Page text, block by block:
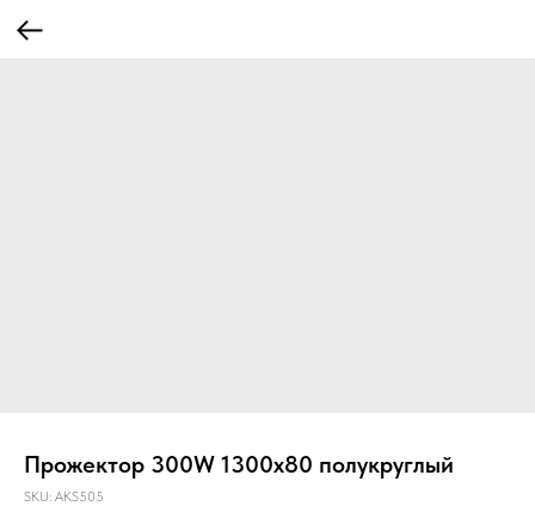
Прожектор 300W 1300x80 полукруглый
SKU: AKS505